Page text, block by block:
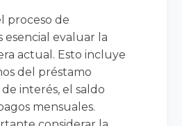
proceso de
esencial evaluar la
actual. Esto incluye
del préstamo
interés, el saldo
mensuales.